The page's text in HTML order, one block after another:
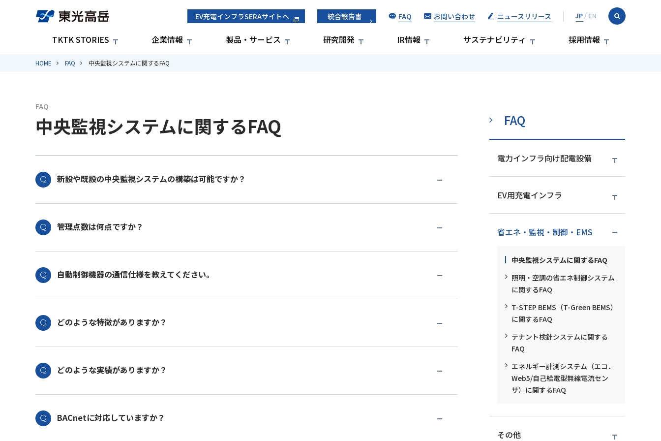
EV充電インフラSERAサイトへ 統合報告書 FAQ お問い合わせ ニュースリリース
TKTK STORIES 企業情報 製品・サービス 研究開発 IR情報 サステナビリティ 採用情報
HOME FAQ 中央監視システムに関するFAQ
FAQ
中央監視システムに関するFAQ
新設や既設の中央監視システムの構築は可能ですか？
管理点数は何点ですか？
自動制御機器の通信仕様を教えてください。
どのような特徴がありますか？
どのような実績がありますか？
BACnetに対応していますか？
FAQ
電力インフラ向け配電設備
EV用充電インフラ
省エネ・監視・制御・EMS
中央監視システムに関するFAQ
照明・空調の省エネ制御システム
に関するFAQ
T-STEP BEMS（T-Green BEMS）
に関するFAQ
テナント検針システムに関する
FAQ
エネルギー計測システム（エコ．
Web5/自己給電型無線電流セン
サ）に関するFAQ
その他